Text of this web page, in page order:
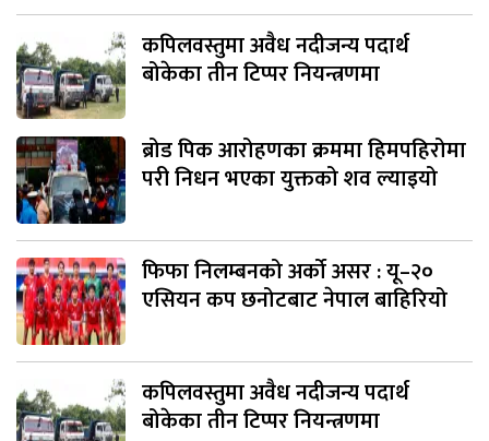
कपिलवस्तुमा अवैध नदीजन्य पदार्थ
बोकेका तीन टिप्पर नियन्त्रणमा
ब्रोड पिक आरोहणका क्रममा हिमपहिरोमा
परी निधन भएका युक्तको शव ल्याइयो
फिफा निलम्बनको अर्को असर : यू–२०
एसियन कप छनोटबाट नेपाल बाहिरियो
कपिलवस्तुमा अवैध नदीजन्य पदार्थ
बोकेका तीन टिप्पर नियन्त्रणमा